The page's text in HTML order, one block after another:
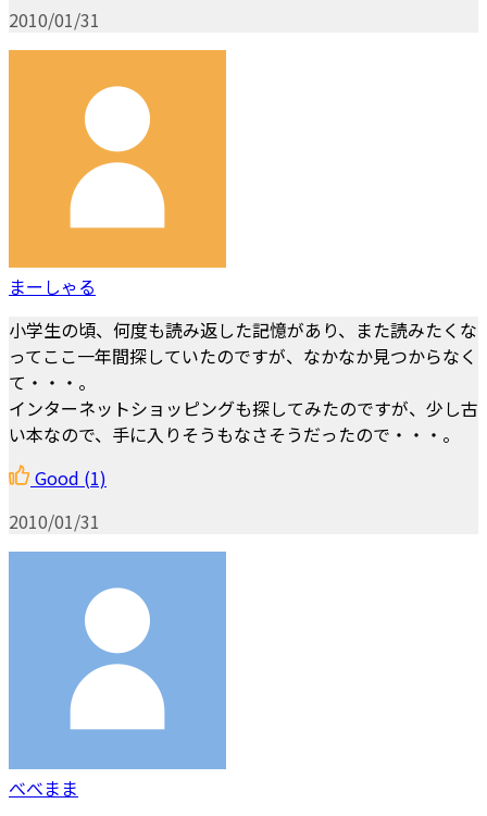
2010/01/31
まーしゃる
小学生の頃、何度も読み返した記憶があり、また読みたくな
ってここ一年間探していたのですが、なかなか見つからなく
て・・・。
インターネットショッピングも探してみたのですが、少し古
い本なので、手に入りそうもなさそうだったので・・・。
Good (1)
2010/01/31
べべまま